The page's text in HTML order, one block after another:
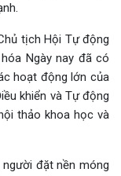
tịch Hội Tự động
Ngày nay đã có
hoạt động lớn của
khiển và Tự động
thảo khoa học và
đặt nền móng